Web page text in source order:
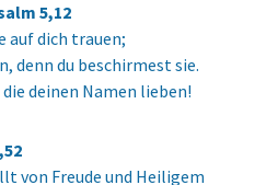
5,12
auf dich trauen;
denn du beschirmest sie.
deinen Namen lieben!
von Freude und Heiligem